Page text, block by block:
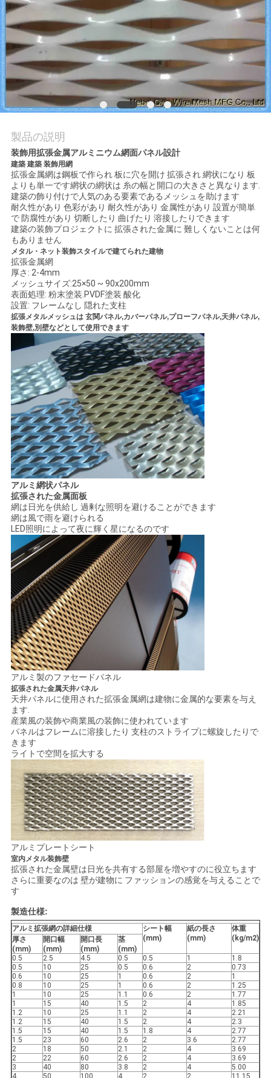
私
達
に
連
絡
し
な
さ
い
引
用
を
要
求
し
な
さ
い
地
図
PRIVACY
POLICY
製品の説明
装飾用拡張金属アルミニウム網面パネル設計
建築 建築 装飾用網
拡張金属網は鋼板で作られ 板に穴を開け 拡張され 網状になり 板
よりも単一です網状の網状は 糸の幅と開口の大きさと異なります.
建築の飾り付けで人気のある要素であるメッシュを助けます
耐久性があり 色彩があり 耐久性があり 金属性があり 設置が簡単
で 防腐性があり 切断したり 曲げたり 溶接したりできます
建築の装飾プロジェクトに 拡張された金属に 難しくないことは何
もありません
メタル・ネット装飾スタイルで建てられた建物
拡張金属網
厚さ: 2-4mm
メッシュサイズ:25×50 ~ 90x200mm
表面処理: 粉末塗装.PVDF塗装 酸化
設置: フレームなし 隠れた支柱
拡張メタルメッシュは 玄関パネル,カバーパネル,プローフパネル,天井パネル,
装飾壁,別壁などとして使用できます
アルミ網状パネル
拡張された金属面板
網は日光を供給し 過剰な照明を避けることができます
網は風で雨を避けられる
LED照明によって夜に輝く星になるのです
アルミ製のファセードパネル
拡張された金属天井パネル
天井パネルに使用された拡張金属網は建物に金属的な要素を与え
ます.
産業風の装飾や商業風の装飾に使われています
パネルはフレームに溶接したり 支柱のストライプに螺旋したりで
きます
ライトで空間を拡大する
アルミプレートシート
室内メタル装飾壁
拡張された金属壁は日光を共有する部屋を増やすのに役立ちます
さらに重要なのは 壁が建物に ファッションの感覚を与えることで
す
製造仕様:
アルミ拡張網の詳細仕様
シート幅
(mm)
紙の長さ
(mm)
体重
(kg/m2)
厚さ
(mm)
開口幅
(mm)
開口長
(mm)
茎
(mm)
0.5
2.5 4.5 0.5 0.5 1
1.8
0.5
10 25 0.5 0.6 2
0.73
0.6
10 25 1 0.6 2
1
0.8
10 25 1 0.6 2
1.25
1
10 25 1.1 0.6 2
1.77
1
15 40 1.5 2 4
1.85
1.2
10 25 1.1 2 4
2.21
1.2
15 40 1.5 2 4
2.3
1.5
15 40 1.5 1.8 4
2.77
1.5
23 60 2.6 2 3.6
2.77
2
18 50 2.1 2 4
3.69
2
22 60 2.6 2 4
3.69
3
40 80 3.8 2 4
5.00
4
50 100 4 2 2 11.15